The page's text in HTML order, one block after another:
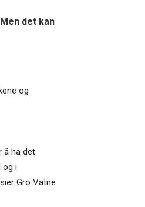
det kan
og
å ha det
og i
Gro Vatne